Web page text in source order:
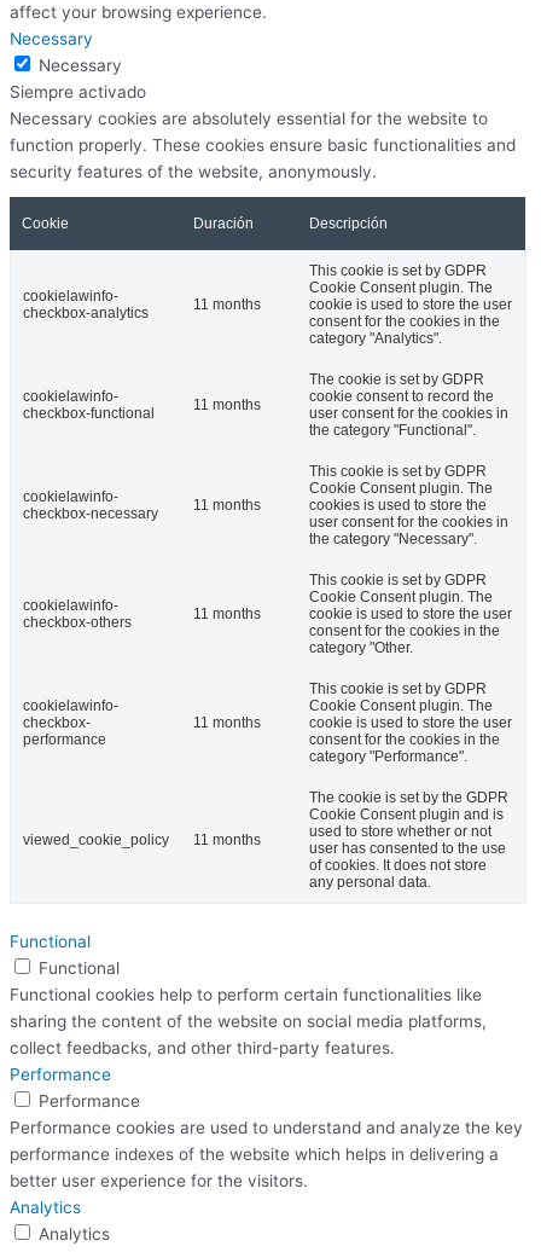
affect your browsing experience.
Necessary
Necessary
Siempre activado
Necessary cookies are absolutely essential for the website to
function properly. These cookies ensure basic functionalities and
security features of the website, anonymously.
Cookie Duración Descripción
cookielawinfo-
checkbox-analytics
11 months
This cookie is set by GDPR
Cookie Consent plugin. The
cookie is used to store the user
consent for the cookies in the
category "Analytics".
cookielawinfo-
checkbox-functional
11 months
The cookie is set by GDPR
cookie consent to record the
user consent for the cookies in
the category "Functional".
cookielawinfo-
checkbox-necessary
11 months
This cookie is set by GDPR
Cookie Consent plugin. The
cookies is used to store the
user consent for the cookies in
the category "Necessary".
cookielawinfo-
checkbox-others
11 months
This cookie is set by GDPR
Cookie Consent plugin. The
cookie is used to store the user
consent for the cookies in the
category "Other.
cookielawinfo-
checkbox-
performance
11 months
This cookie is set by GDPR
Cookie Consent plugin. The
cookie is used to store the user
consent for the cookies in the
category "Performance".
viewed_cookie_policy 11 months
The cookie is set by the GDPR
Cookie Consent plugin and is
used to store whether or not
user has consented to the use
of cookies. It does not store
any personal data.
Functional
Functional
Functional cookies help to perform certain functionalities like
sharing the content of the website on social media platforms,
collect feedbacks, and other third-party features.
Performance
Performance
Performance cookies are used to understand and analyze the key
performance indexes of the website which helps in delivering a
better user experience for the visitors.
Analytics
Analytics